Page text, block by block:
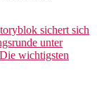
sichert sich
unter
Die wichtigsten